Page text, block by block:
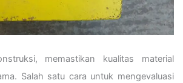
memastikan kualitas material
Salah satu cara untuk mengevaluasi